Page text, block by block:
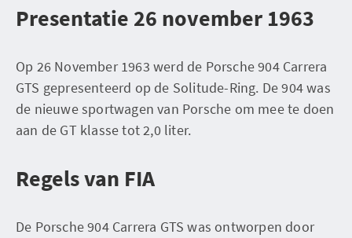
Presentatie 26 november 1963
Op 26 November 1963 werd de Porsche 904 Carrera
GTS gepresenteerd op de Solitude-Ring. De 904 was
de nieuwe sportwagen van Porsche om mee te doen
aan de GT klasse tot 2,0 liter.
Regels van FIA
De Porsche 904 Carrera GTS was ontworpen door